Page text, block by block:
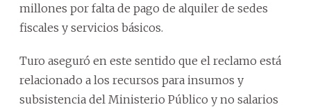
millones por falta de pago de alquiler de sedes
fiscales y servicios básicos.
Turo aseguró en este sentido que el reclamo está
relacionado a los recursos para insumos y
subsistencia del Ministerio Público y no salarios